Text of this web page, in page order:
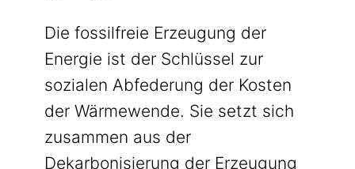
Die fossilfreie Erzeugung der
Energie ist der Schlüssel zur
sozialen Abfederung der Kosten
der Wärmewende. Sie setzt sich
zusammen aus der
Dekarbonisierung der Erzeugung